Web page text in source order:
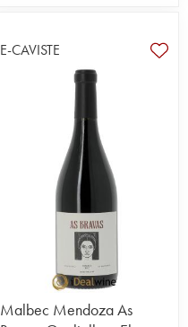
E-CAVISTE
Malbec Mendoza As